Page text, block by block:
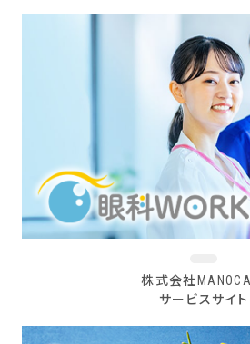
株式会社
サービスサイト